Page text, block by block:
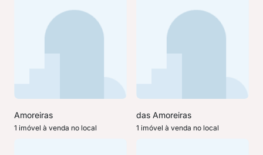
Amoreiras
1 imóvel à venda no local
das Amoreiras
1 imóvel à venda no local